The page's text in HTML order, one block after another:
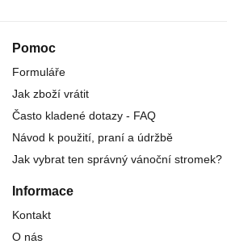
Pomoc
Formuláře
Jak zboží vrátit
Často kladené dotazy - FAQ
Návod k použití, praní a údržbě
Jak vybrat ten správný vánoční stromek?
Informace
Kontakt
O nás